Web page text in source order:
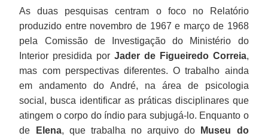
As duas pesquisas centram o foco no Relatório
produzido entre novembro de 1967 e março de 1968
pela Comissão de Investigação do Ministério do
Interior presidida por Jader de Figueiredo Correia,
mas com perspectivas diferentes. O trabalho ainda
em andamento do André, na área de psicologia
social, busca identificar as práticas disciplinares que
atingem o corpo do índio para subjugá-lo. Enquanto o
de
Elena, que trabalha no arquivo do
Museu do